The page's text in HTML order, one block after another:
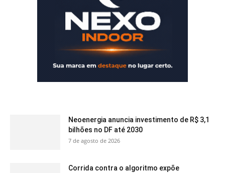
Neoenergia anuncia investimento de R$ 3,1
bilhões no DF até 2030
7 de agosto de 2026
Corrida contra o algoritmo expõe